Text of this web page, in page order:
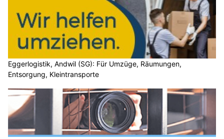
Eggerlogistik, Andwil (SG): Für Umzüge, Räumungen,
Entsorgung, Kleintransporte